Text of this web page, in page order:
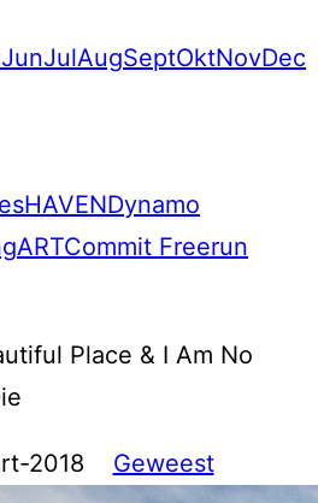
JunJulAugSeptOktNovDec
HAVENDynamo
ARTCommit Freerun
Place & I Am No
2018 Geweest